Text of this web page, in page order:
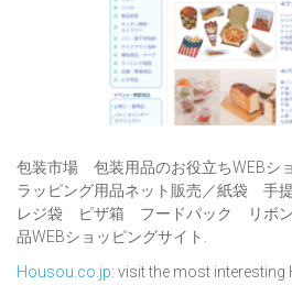
包装市場 包装用品のお役立ちWEB
ラッピング用品ネット販売／紙袋
レジ袋 ピザ箱 フードパック リボ
品WEBショッピングサイト.
Housou.co.jp: visit the most interesting